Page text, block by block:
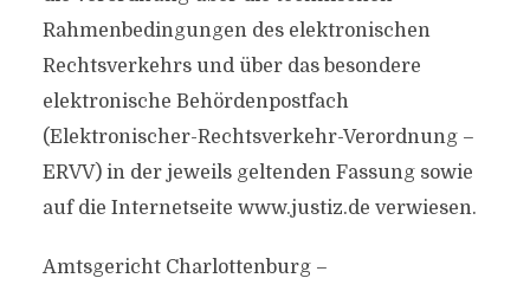
Rahmenbedingungen des elektronischen
Rechtsverkehrs und über das besondere
elektronische Behördenpostfach
(Elektronischer-Rechtsverkehr-Verordnung –
ERVV) in der jeweils geltenden Fassung sowie
auf die Internetseite www.justiz.de verwiesen.
Amtsgericht Charlottenburg –